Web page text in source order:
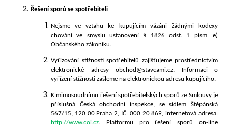
Řešení sporů se spotřebiteli
Nejsme ve vztahu ke kupujícím vázáni žádnými kodexy
chování ve smyslu ustanovení § 1826 odst. 1 písm. e)
Občanského zákoníku.
Vyřizování stížností spotřebitelů zajišťujeme prostřednictvím
elektronické adresy obchod@stavcami.cz.
Informaci o
vyřízení stížnosti zašleme na elektronickou adresu kupujícího.
K mimosoudnímu řešení spotřebitelských sporů ze Smlouvy je
příslušná Česká obchodní inspekce, se sídlem Štěpánská
567/15, 120 00 Praha 2, IČ: 000 20 869, internetová adresa:
http://www.coi.cz. Platformu pro řešení sporů on-line